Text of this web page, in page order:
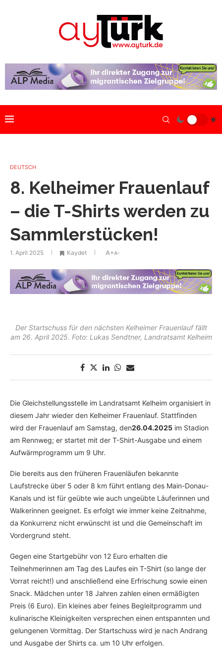
DEUTSCH
8. Kelheimer Frauenlauf
– die T-Shirts werden zu
Sammlerstücken!
1. April 2025 Kaydet A+A-
Der Startschuss für den nächsten Kelheimer Frauenlauf fällt
am 26. April 2025. Foto: Lukas Sendtner, Landratsamt Kelheim
Die Gleichstellungsstelle im Landratsamt Kelheim organisiert in
diesem Jahr wieder den Kelheimer Frauenlauf. Stattfinden
wird der Frauenlauf am Samstag, den26.04.2025 im Stadion
am Rennweg; er startet mit der T-Shirt-Ausgabe und einem
Aufwärmprogramm um 9 Uhr.
Die bereits aus den früheren Frauenläufen bekannte
Laufstrecke über 5 oder 8 km führt entlang des Main-Donau-
Kanals und ist für geübte wie auch ungeübte Läuferinnen und
Walkerinnen geeignet. Es erfolgt wie immer keine Zeitnahme,
da Konkurrenz nicht erwünscht ist und die Gemeinschaft im
Vordergrund steht.
Gegen eine Startgebühr von 12 Euro erhalten die
Teilnehmerinnen am Tag des Laufes ein T-Shirt (so lange der
Vorrat reicht!) und anschließend eine Erfrischung sowie einen
Snack. Mädchen unter 18 Jahren zahlen einen ermäßigten
Preis (6 Euro). Ein kleines aber feines Begleitprogramm und
kulinarische Kleinigkeiten versprechen einen entspannten und
gelungenen Vormittag. Der Startschuss wird je nach Andrang
und Ausgabe der Shirts ca. um 10 Uhr erfolgen.